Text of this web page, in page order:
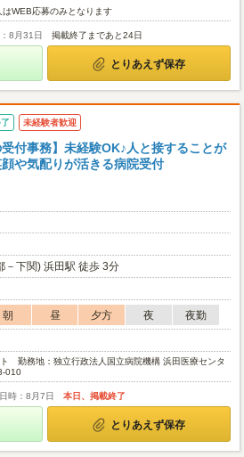
WEB応募のみとなります
8月31日 掲載終了まであと24日
とりあえず保存
未経験者歓迎
受付事務】未経験OK♪人と接することが
や気配りが活きる病院受付
－下関) 浜田駅 徒歩 3分
朝 昼 夕方 夜
夜勤
勤務地：独立行政法人国立病院機構 浜田医療センタ
010
時：8月7日 本日、掲載終了
とりあえず保存